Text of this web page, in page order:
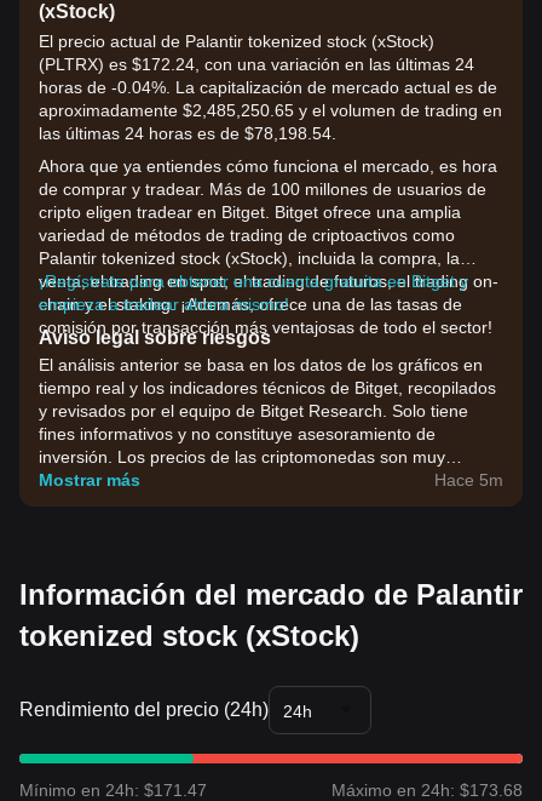
(xStock)
El precio actual de Palantir tokenized stock (xStock)
(PLTRX) es $172.24, con una variación en las últimas 24
horas de -0.04%. La capitalización de mercado actual es de
aproximadamente $2,485,250.65 y el volumen de trading en
las últimas 24 horas es de $78,198.54.
Ahora que ya entiendes cómo funciona el mercado, es hora
de comprar y tradear. Más de 100 millones de usuarios de
cripto eligen tradear en Bitget. Bitget ofrece una amplia
variedad de métodos de trading de criptoactivos como
Palantir tokenized stock (xStock), incluida la compra, la
venta, el trading en spot, el trading de futuros, el trading on-
chain y el staking. ¡Además, ofrece una de las tasas de
comisión por transacción más ventajosas de todo el sector!
¡Regístrate para obtener una cuenta gratuita en Bitget y
empieza a tradear ahora mismo!
Aviso legal sobre riesgos
El análisis anterior se basa en los datos de los gráficos en
tiempo real y los indicadores técnicos de Bitget, recopilados
y revisados por el equipo de Bitget Research. Solo tiene
fines informativos y no constituye asesoramiento de
inversión. Los precios de las criptomonedas son muy
volátiles. Toma tus decisiones de inversión en función de tu
tolerancia al riesgo.
Mostrar más Hace 5m
Información del mercado de Palantir
tokenized stock (xStock)
Rendimiento del precio (24h) 24h
Mínimo en 24h: $171.47 Máximo en 24h: $173.68